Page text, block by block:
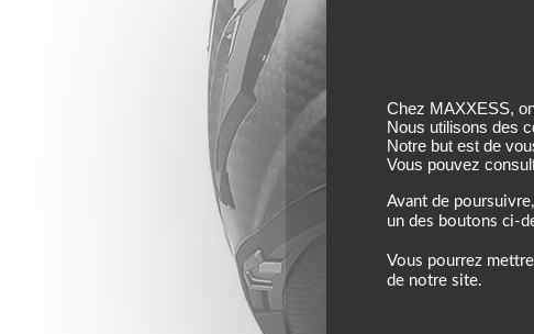
Chez MAXXESS,
Nous utilisons des
Notre but est de
Vous pouvez
Avant de
un des boutons ci-
Vous pourrez
de notre site.